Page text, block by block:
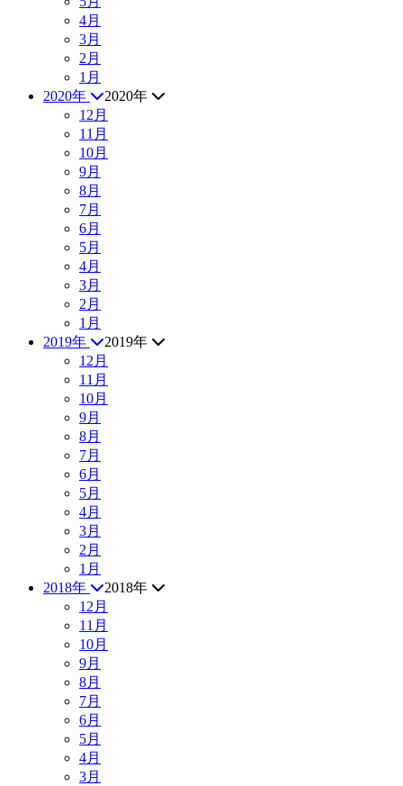
4月
3月
2月
1月
2020年
2020年
12月
11月
10月
9月
8月
7月
6月
5月
4月
3月
2月
1月
2019年
2019年
12月
11月
10月
9月
8月
7月
6月
5月
4月
3月
2月
1月
2018年
2018年
12月
11月
10月
9月
8月
7月
6月
5月
4月
3月